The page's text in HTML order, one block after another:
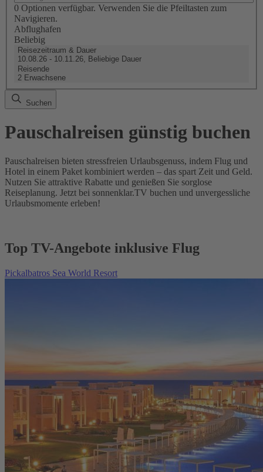
0 Optionen verfügbar. Verwenden Sie die Pfeiltasten zum
Navigieren.
Abflughafen
Beliebig
Reisezeitraum & Dauer
10.08.26 - 10.11.26, Beliebige Dauer
Reisende
2 Erwachsene
Suchen
Pauschalreisen günstig buchen
Pauschalreisen bieten stressfreien Urlaubsgenuss, indem Flug und
Hotel in einem Paket kombiniert werden – das spart Zeit und Geld.
Nutzen Sie attraktive Rabatte und genießen Sie sorglose
Reiseplanung. Jetzt bei sonnenklar.TV buchen und unvergessliche
Urlaubsmomente erleben!
Top TV-Angebote inklusive Flug
Pickalbatros Sea World Resort